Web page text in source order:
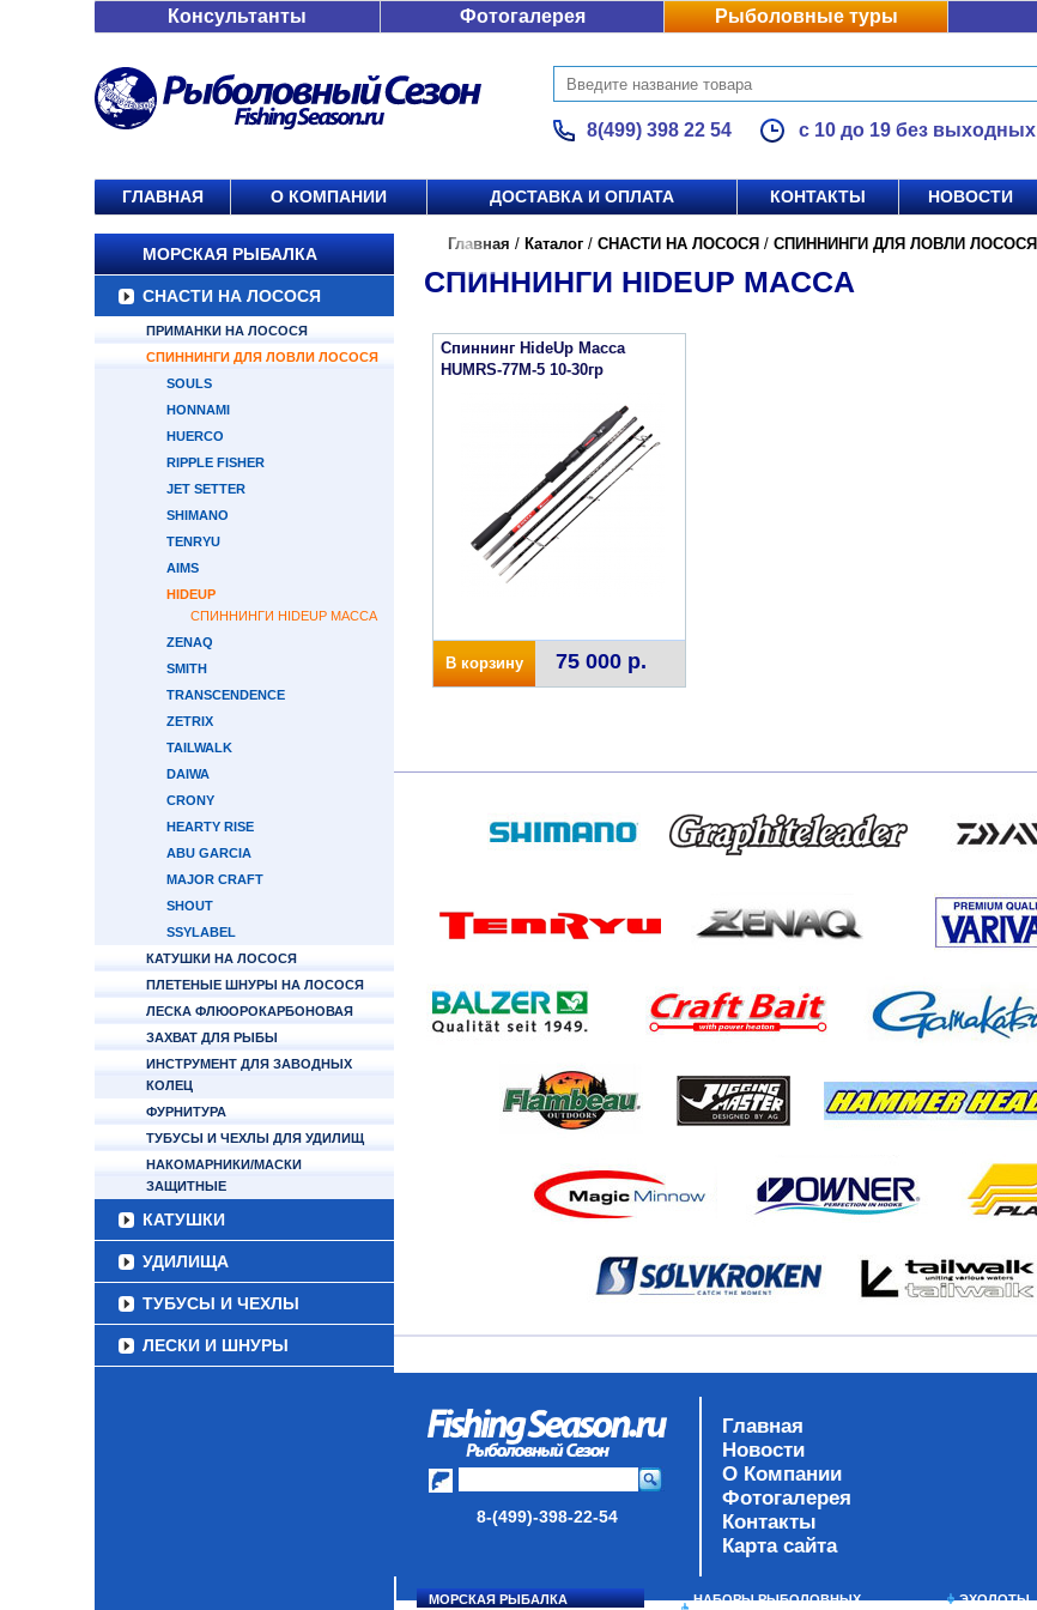
Консультанты Фотогалерея Рыболовные туры
8(499) 398 22 54 с 10 до 19 без выходных
ГЛАВНАЯ О КОМПАНИИ ДОСТАВКА И ОПЛАТА КОНТАКТЫ НОВОСТИ
МОРСКАЯ РЫБАЛКА
СНАСТИ НА ЛОСОСЯ
ПРИМАНКИ НА ЛОСОСЯ
СПИННИНГИ ДЛЯ ЛОВЛИ ЛОСОСЯ
SOULS
HONNAMI
HUERCO
RIPPLE FISHER
JET SETTER
SHIMANO
TENRYU
AIMS
HIDEUP
СПИННИНГИ HIDEUP MACCA
ZENAQ
SMITH
TRANSCENDENCE
ZETRIX
TAILWALK
DAIWA
CRONY
HEARTY RISE
ABU GARCIA
MAJOR CRAFT
SHOUT
SSYLABEL
КАТУШКИ НА ЛОСОСЯ
ПЛЕТЕНЫЕ ШНУРЫ НА ЛОСОСЯ
ЛЕСКА ФЛЮОРОКАРБОНОВАЯ
ЗАХВАТ ДЛЯ РЫБЫ
ИНСТРУМЕНТ ДЛЯ ЗАВОДНЫХ
КОЛЕЦ
ФУРНИТУРА
ТУБУСЫ И ЧЕХЛЫ ДЛЯ УДИЛИЩ
НАКОМАРНИКИ/МАСКИ
ЗАЩИТНЫЕ
КАТУШКИ
УДИЛИЩА
ТУБУСЫ И ЧЕХЛЫ
ЛЕСКИ И ШНУРЫ
Главная / Каталог / СНАСТИ НА ЛОСОСЯ / СПИННИНГИ ДЛЯ ЛОВЛИ ЛОСОСЯ
СПИННИНГИ HIDEUP MACCA
Спиннинг HideUp Macca
HUMRS-77M-5 10-30гр
В корзину 75 000 р.
8-(499)-398-22-54
Главная
Новости
О Компании
Фотогалерея
Контакты
Карта сайта
МОРСКАЯ РЫБАЛКА НАБОРЫ РЫБОЛОВНЫХ ЭХОЛОТЫ